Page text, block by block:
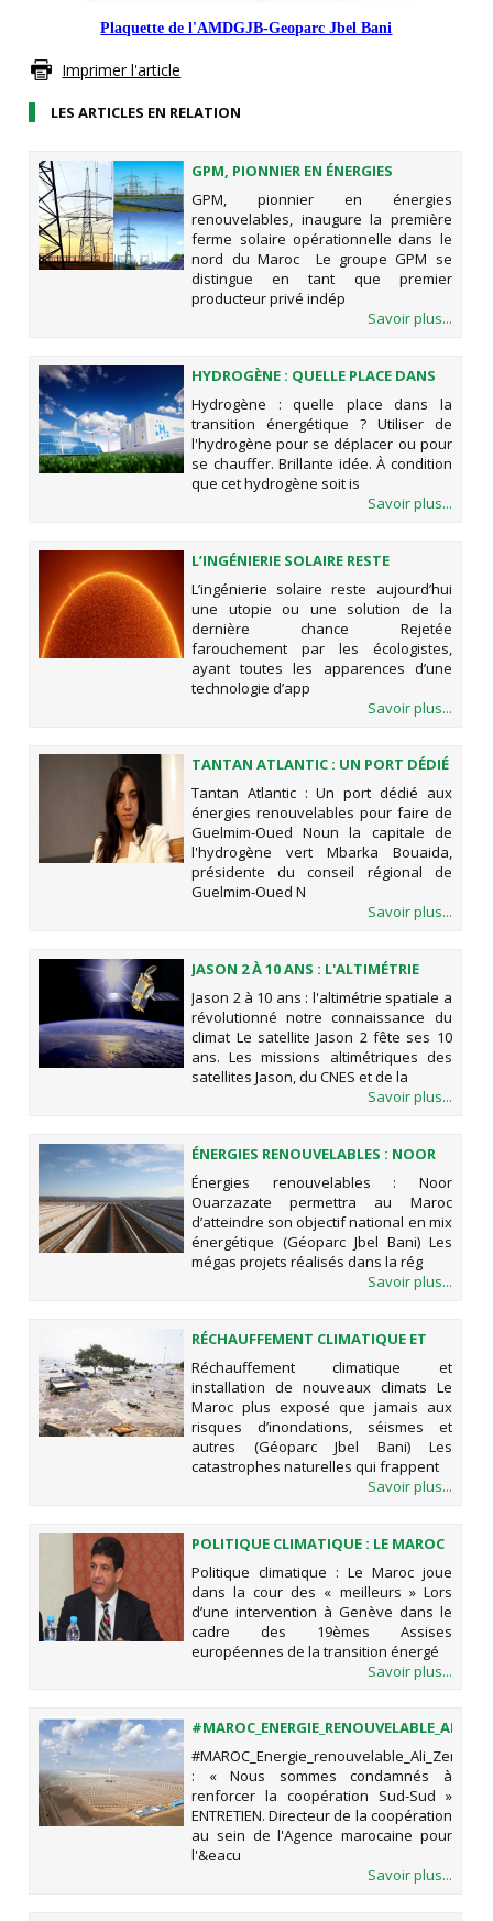
Plaquette de l'AMDGJB-Geoparc Jbel Bani
Imprimer l'article
LES ARTICLES EN RELATION
GPM, PIONNIER EN ÉNERGIES
RENOUVELABLES, INAUGURE LA
PREMIÈRE FERME SOLAIRE
OPÉRATIONNELLE DANS LE NORD
DU MAROC
GPM, pionnier en énergies
renouvelables, inaugure la première
ferme solaire opérationnelle dans le
nord du Maroc Le groupe GPM se
distingue en tant que premier
producteur privé indép
Savoir plus...
HYDROGÈNE : QUELLE PLACE DANS
LA TRANSITION ÉNERGÉTIQUE ?
Hydrogène : quelle place dans la
transition énergétique ? Utiliser de
l'hydrogène pour se déplacer ou pour
se chauffer. Brillante idée. À condition
que cet hydrogène soit is
Savoir plus...
L’INGÉNIERIE SOLAIRE RESTE
AUJOURD’HUI UNE UTOPIE OU UNE
SOLUTION DE LA DERNIÈRE CHANCE
L’ingénierie solaire reste aujourd’hui
une utopie ou une solution de la
dernière chance Rejetée
farouchement par les écologistes,
ayant toutes les apparences d’une
technologie d’app
Savoir plus...
TANTAN ATLANTIC : UN PORT DÉDIÉ
AUX ÉNERGIES RENOUVELABLES
POUR FAIRE DE GUELMIM-OUED
NOUN LA CAPITALE DE
L'HYDROGÈNE VERT
Tantan Atlantic : Un port dédié aux
énergies renouvelables pour faire de
Guelmim-Oued Noun la capitale de
l'hydrogène vert Mbarka Bouaida,
présidente du conseil régional de
Guelmim-Oued N
Savoir plus...
JASON 2 À 10 ANS : L'ALTIMÉTRIE
SPATIALE A RÉVOLUTIONNÉ NOTRE
CONNAISSANCE DU CLIMAT
Jason 2 à 10 ans : l'altimétrie spatiale a
révolutionné notre connaissance du
climat Le satellite Jason 2 fête ses 10
ans. Les missions altimétriques des
satellites Jason, du CNES et de la
Savoir plus...
ÉNERGIES RENOUVELABLES : NOOR
OUARZAZATE PERMETTRA AU
MAROC D’ATTEINDRE SON OBJECTIF
NATIONAL EN MIX ÉNERGÉTIQUE
(GÉOPARC JBEL BANI)
Énergies renouvelables : Noor
Ouarzazate permettra au Maroc
d’atteindre son objectif national en mix
énergétique (Géoparc Jbel Bani) Les
mégas projets réalisés dans la rég
Savoir plus...
RÉCHAUFFEMENT CLIMATIQUE ET
INSTALLATION DE NOUVEAUX
CLIMATS LE MAROC PLUS EXPOSÉ
QUE JAMAIS AUX RISQUES
D’INONDATIONS, SÉISMES ET
AUTRES (GÉOPARC JBEL BANI)
Réchauffement climatique et
installation de nouveaux climats Le
Maroc plus exposé que jamais aux
risques d’inondations, séismes et
autres (Géoparc Jbel Bani) Les
catastrophes naturelles qui frappent
Savoir plus...
POLITIQUE CLIMATIQUE : LE MAROC
JOUE DANS LA COUR DES «
MEILLEURS »
Politique climatique : Le Maroc joue
dans la cour des « meilleurs » Lors
d’une intervention à Genève dans le
cadre des 19èmes Assises
européennes de la transition énergé
Savoir plus...
: « NOUS SOMMES CONDAMNÉS À
RENFORCER LA COOPÉRATION SUD-
SUD »
#MAROC_Energie_renouvelable_Ali_Zerouali
: « Nous sommes condamnés à
renforcer la coopération Sud-Sud »
ENTRETIEN. Directeur de la coopération
au sein de l'Agence marocaine pour
l'&eacu
Savoir plus...